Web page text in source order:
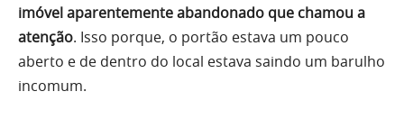
imóvel aparentemente abandonado que chamou a
atenção. Isso porque, o portão estava um pouco
aberto e de dentro do local estava saindo um barulho
incomum.